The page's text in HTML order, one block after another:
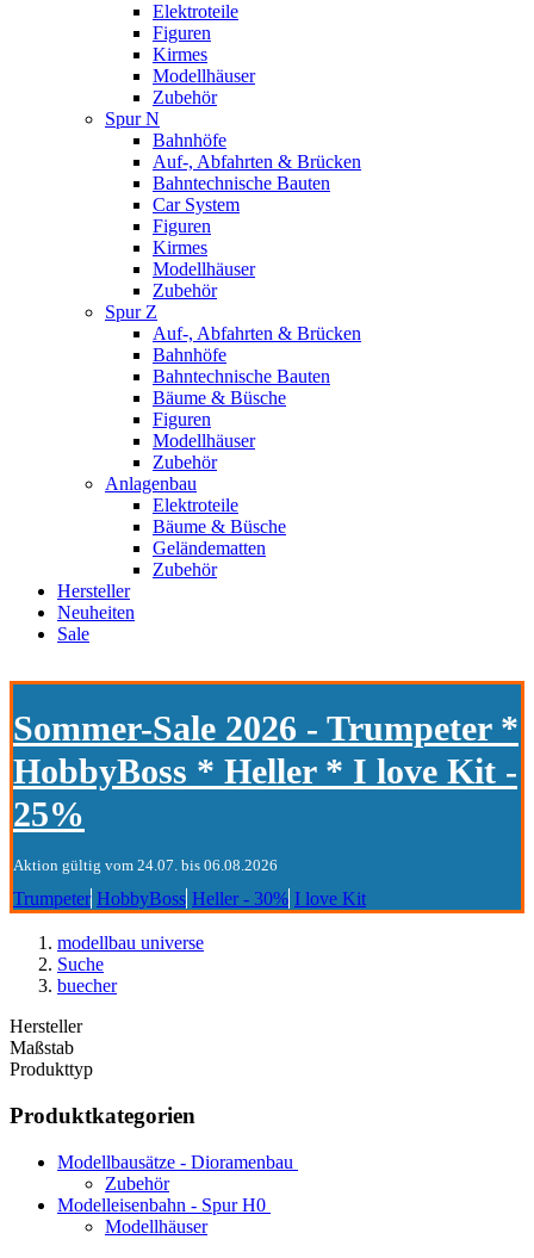
Elektroteile
Figuren
Kirmes
Modellhäuser
Zubehör
Spur N
Bahnhöfe
Auf-, Abfahrten & Brücken
Bahntechnische Bauten
Car System
Figuren
Kirmes
Modellhäuser
Zubehör
Spur Z
Auf-, Abfahrten & Brücken
Bahnhöfe
Bahntechnische Bauten
Bäume & Büsche
Figuren
Modellhäuser
Zubehör
Anlagenbau
Elektroteile
Bäume & Büsche
Geländematten
Zubehör
Hersteller
Neuheiten
Sale
Sommer-Sale 2026 - Trumpeter *
HobbyBoss * Heller * I love Kit -
25%
Aktion gültig vom 24.07. bis 06.08.2026
Trumpeter HobbyBoss Heller - 30% I love Kit
modellbau universe
Suche
buecher
Hersteller
Maßstab
Produkttyp
Produktkategorien
Modellbausätze - Dioramenbau
Zubehör
Modelleisenbahn - Spur H0
Modellhäuser